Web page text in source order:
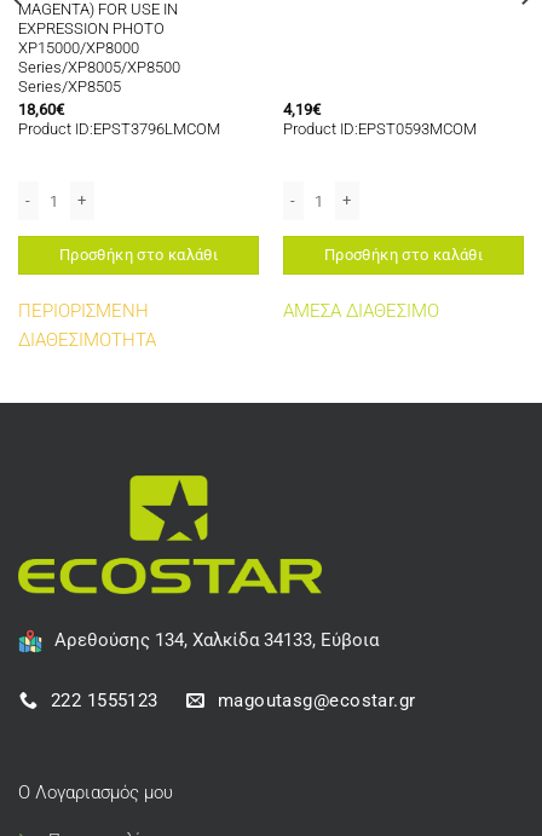
MAGENTA) FOR USE IN
EXPRESSION PHOTO
XP15000/XP8000
Series/XP8005/XP8500
Series/XP8505
18,60€
Product ID:EPST3796LMCOM
Προσθήκη στο καλάθι
ΠΕΡΙΟΡΙΣΜΕΝΗ
ΔΙΑΘΕΣΙΜΟΤΗΤΑ
4,19€
Product ID:EPST0593MCOM
Προσθήκη στο καλάθι
ΑΜΕΣΑ ΔΙΑΘΕΣΙΜΟ
Αρεθούσης 134, Χαλκίδα 34133, Εύβοια
222 1555123 magoutasg@ecostar.gr
Ο Λογαριασμός μου